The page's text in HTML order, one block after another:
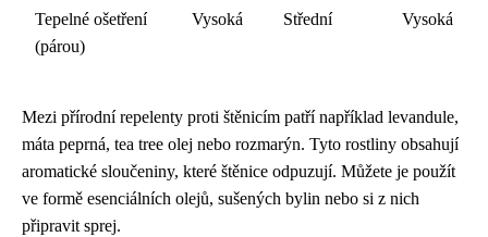
Tepelné ošetření
(párou)
Vysoká Střední Vysoká
Mezi přírodní repelenty proti štěnicím patří například levandule,
máta peprná, tea tree olej nebo rozmarýn. Tyto rostliny obsahují
aromatické sloučeniny, které štěnice odpuzují. Můžete je použít
ve formě esenciálních olejů, sušených bylin nebo si z nich
připravit sprej.